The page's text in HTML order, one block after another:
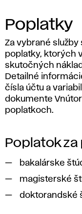
Poplatky
Za vybrané služby
poplatky, ktorých
skutočných
Detailné
čísla účtu a
dokumente
poplatkoch.
Poplatok
bakalárske
magisterské
doktorandské